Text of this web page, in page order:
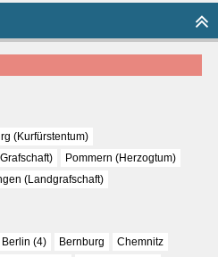
- 1654
(Kurfürstentum)
Pommern (Herzogtum)
(Landgrafschaft)
Berlin (4) Bernburg
Chemnitz